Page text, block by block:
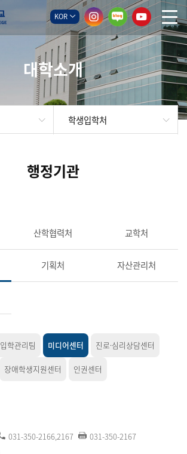
KOR
대학소개
학생입학처
행정기관
산학협력처 교학처
기획처 자산관리처
입학관리팀 미디어센터 진로·심리상담센터
장애학생지원센터 인권센터
031-350-2166,2167 031-350-2167